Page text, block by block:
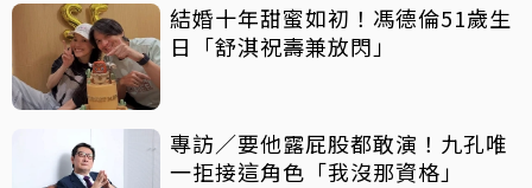
結婚十年甜蜜如初！馮德倫51歲生
日「舒淇祝壽兼放閃」
專訪／要他露屁股都敢演！九孔唯
一拒接這角色「我沒那資格」